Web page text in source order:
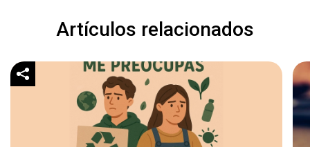
Artículos relacionados